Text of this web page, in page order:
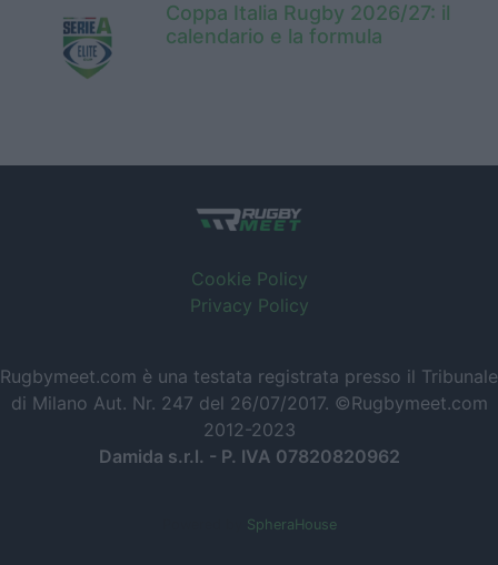
Coppa Italia Rugby 2026/27: il
calendario e la formula
Cookie Policy
Privacy Policy
Rugbymeet.com è una testata registrata presso il Tribunale
di Milano Aut. Nr. 247 del 26/07/2017. ©Rugbymeet.com
2012-2023
Damida s.r.l. - P. IVA 07820820962
SpheraHouse